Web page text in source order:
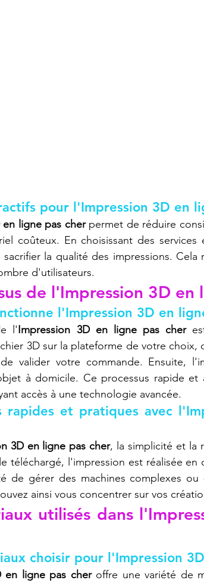
pour l'Impression 3D en
en ligne pas cher permet de réduire
coûteux. En choisissant des
la qualité des impressions.
d'utilisateurs.
de l'Impression 3D en
l'Impression 3D en
l'Impression 3D en ligne pas cher
3D sur la plateforme de votre choix,
valider votre commande. Ensuite,
à domicile. Ce processus rapide
accès à une technologie avancée.
rapides et pratiques avec
3D en ligne pas cher, la simplicité et la
téléchargé, l'impression est réalisée en
de gérer des machines complexes
ainsi vous concentrer sur vos
utilisés dans
choisir pour l'Impression
en ligne pas cher offre une variété de